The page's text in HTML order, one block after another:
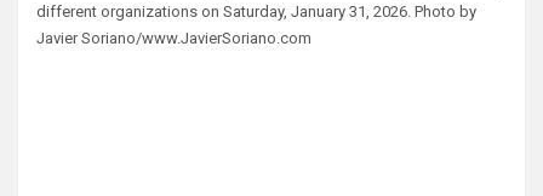
different organizations on Saturday, January 31, 2026. Photo by
Javier Soriano/www.JavierSoriano.com